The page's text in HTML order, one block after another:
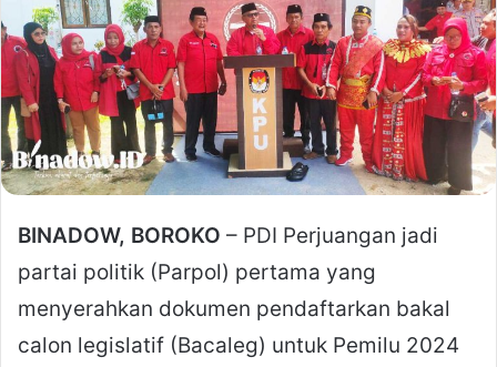
BINADOW, BOROKO – PDI Perjuangan jadi
partai politik (Parpol) pertama yang
menyerahkan dokumen pendaftarkan bakal
calon legislatif (Bacaleg) untuk Pemilu 2024